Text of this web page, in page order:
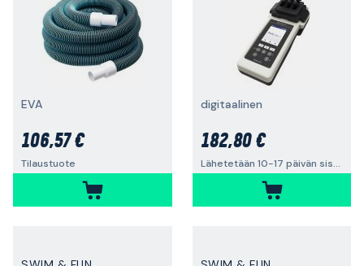
EVA
106,57 €
Tilaustuote
digitaalinen
182,80 €
Lähetetään 10-17 päivän sisällä